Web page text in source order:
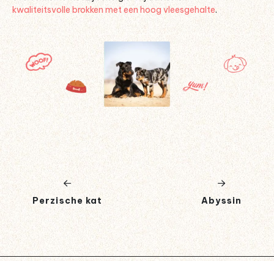
kwaliteitsvolle brokken met een hoog vleesgehalte.
Perzische kat Abyssin